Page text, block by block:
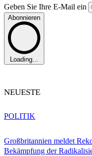
Geben Sie Ihre E-Mail ein
Abonnieren
Loading...
NEUESTE
Großbritannien meldet
Bekämpfung der
POLITIK